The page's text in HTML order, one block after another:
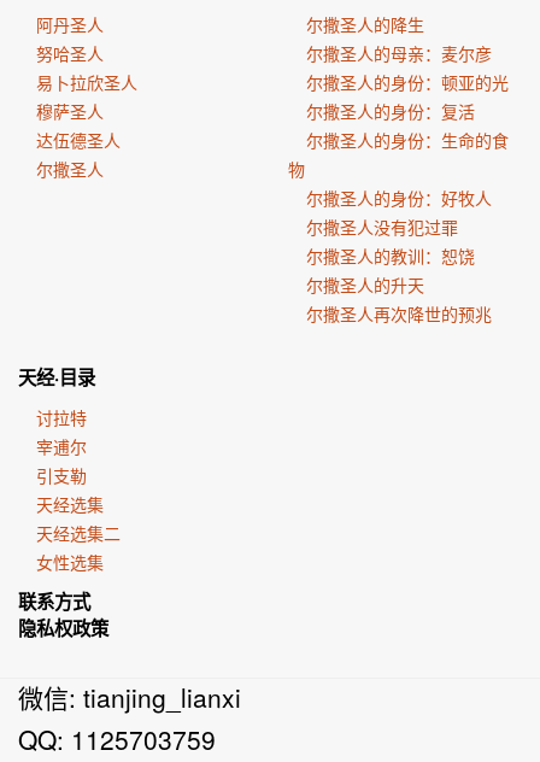
阿丹圣人
努哈圣人
易卜拉欣圣人
穆萨圣人
达伍德圣人
尔撒圣人
尔撒圣人的降生
尔撒圣人的母亲：麦尔彦
尔撒圣人的身份：顿亚的光
尔撒圣人的身份：复活
尔撒圣人的身份：生命的食
物
尔撒圣人的身份：好牧人
尔撒圣人没有犯过罪
尔撒圣人的教训：恕饶
尔撒圣人的升天
尔撒圣人再次降世的预兆
天经·目录
讨拉特
宰逋尔
引支勒
天经选集
天经选集二
女性选集
联系方式
隐私权政策
微信: tianjing_lianxi
QQ: 1125703759